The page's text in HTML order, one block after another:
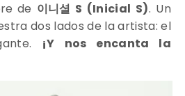
de 이니셜 S (Inicial S). Un
dos lados de la artista: el
¡Y nos encanta la